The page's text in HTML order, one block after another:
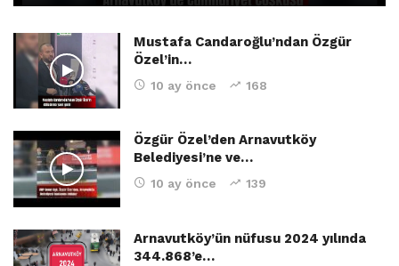
Mustafa Candaroğlu’ndan Özgür
Özel’in…
10 ay önce 168
Özgür Özel’den Arnavutköy
Belediyesi’ne ve…
10 ay önce 139
Arnavutköy’ün nüfusu 2024 yılında
344.868’e…